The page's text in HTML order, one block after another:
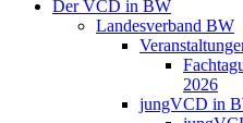
Der VCD in BW
Landesverband BW
2026
jungVCD in